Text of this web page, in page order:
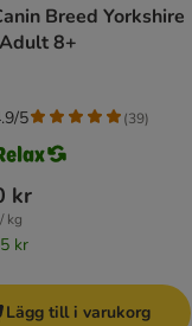
Breed Yorkshire
8+
kr
kg
kr
5 (39)
Lägg till i varukorg